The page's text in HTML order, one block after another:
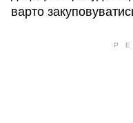
варто